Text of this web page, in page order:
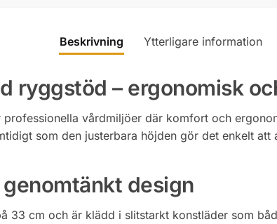
Beskrivning Ytterligare information
ryggstöd – ergonomisk
vårdmiljöer där komfort och
som den justerbara höjden gör det enkelt att
design
33 cm och är klädd i slitstarkt konstläder som